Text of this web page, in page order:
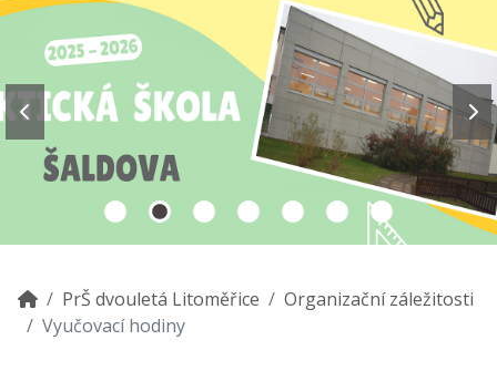
PrŠ dvouletá Litoměřice
Organizační záležitosti
Vyučovací hodiny